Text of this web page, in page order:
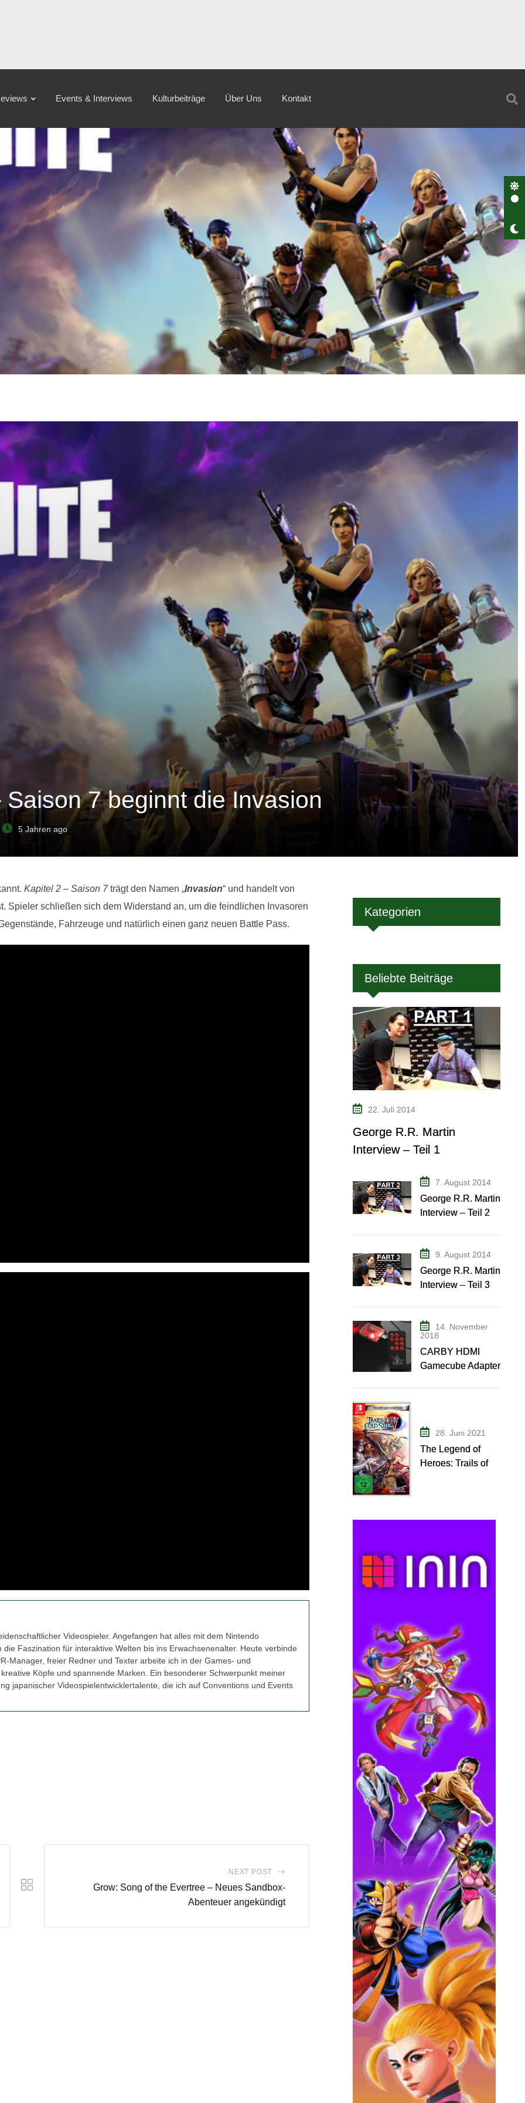
Events & Interviews Kulturbeiträge Über Uns Kontakt
7 beginnt die Invasion
5 Jahren ago
Kapitel 2 – Saison 7trägt den Namen „Invasion“ und handelt von
Spieler schließen sich dem Widerstand an, um die feindlichen Invasoren
Fahrzeuge und natürlich einen ganz neuen Battle Pass.
Videospieler. Angefangen hat alles mit dem Nintendo
Faszination für interaktive Welten bis ins Erwachsenenalter. Heute verbinde
Manager, freier Redner und Texter arbeite ich in der Games- und
Köpfe und spannende Marken. Ein besonderer Schwerpunkt meiner
japanischer Videospielentwicklertalente, die ich auf Conventions und Events
NEXT POST
Grow: Song of the Evertree – Neues Sandbox-
Abenteuer angekündigt
Kategorien
Beliebte Beiträge
22. Juli 2014
George R.R. Martin
Interview – Teil 1
7. August 2014
George R.R. Martin
Interview – Teil 2
9. August 2014
George R.R. Martin
Interview – Teil 3
14. November
2018
CARBY HDMI
Gamecube Adapter
28. Juni 2021
The Legend of
Heroes: Trails of